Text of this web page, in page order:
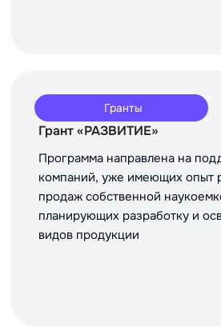
Гранты
Грант «РАЗВИТИЕ»
Программа направлена на
компаний, уже имеющих опыт
продаж собственной
планирующих разработку и
видов продукции